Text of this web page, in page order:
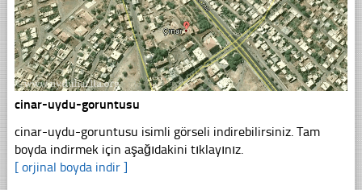
cinar-uydu-goruntusu
cinar-uydu-goruntusu isimli görseli indirebilirsiniz. Tam
boyda indirmek için aşağıdakini tıklayınız.
[ orjinal boyda indir ]